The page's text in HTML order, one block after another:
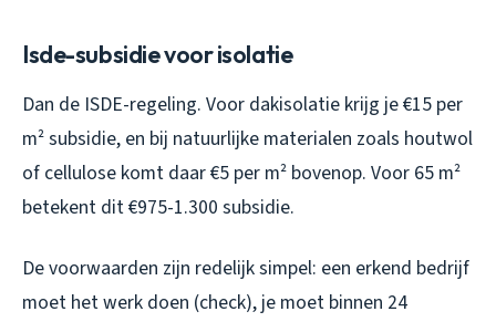
Isde-subsidie voor isolatie
Dan de ISDE-regeling. Voor dakisolatie krijg je €15 per
m² subsidie, en bij natuurlijke materialen zoals houtwol
of cellulose komt daar €5 per m² bovenop. Voor 65 m²
betekent dit €975-1.300 subsidie.
De voorwaarden zijn redelijk simpel: een erkend bedrijf
moet het werk doen (check), je moet binnen 24